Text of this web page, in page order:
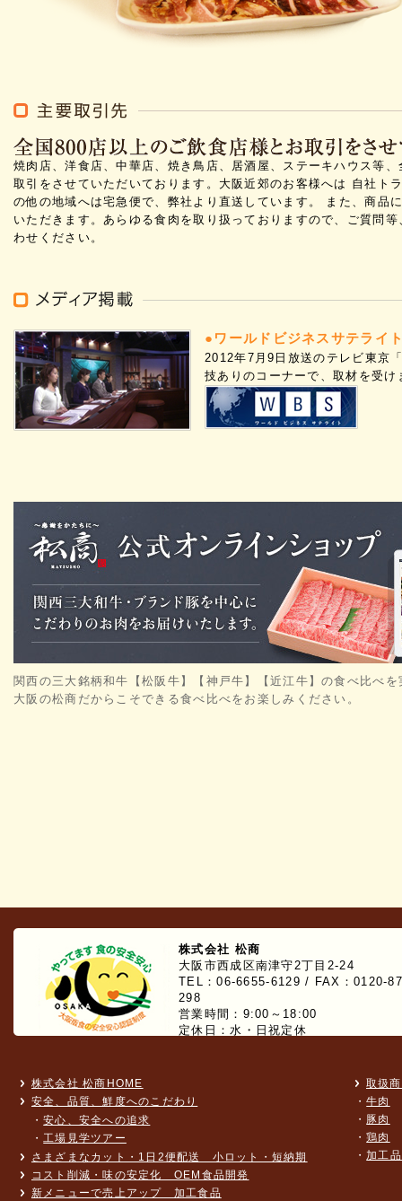
焼肉店、洋食店、中華店、焼き鳥店、居酒屋、ステーキハウス等
取引をさせていただいております。大阪近郊のお客様へは 自社ト
の他の地域へは宅急便で、弊社より直送しています。 また、商品
いただきます。あらゆる食肉を取り扱っておりますので、ご質問
わせください。
●ワールドビジネスサテライ
2012年7月9日放送のテレビ東京
技ありのコーナーで、取材を受け
関西の三大銘柄和牛【松阪牛】【神戸牛】【近江牛】の食べ比べを
大阪の松商だからこそできる食べ比べをお楽しみください。
株式会社 松商
大阪市西成区南津守2丁目2-24
TEL：06-6655-6129 / FAX：0120-
298
営業時間：9:00～18:00
定休日：水・日祝定休
株式会社 松商HOME
安全、品質、鮮度へのこだわり
・安心、安全への追求
・工場見学ツアー
さまざまなカット・1日2便配送 小ロット・短納期
コスト削減・味の安定化 OEM食品開発
新メニューで売上アップ 加工食品
取扱
・牛肉
・ 豚肉
・鶏肉
・加工品